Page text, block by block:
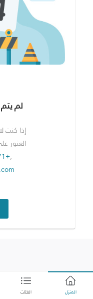
لم
إذا كنت
العثور
,
+971 4 585 1770
المنزل الفئات